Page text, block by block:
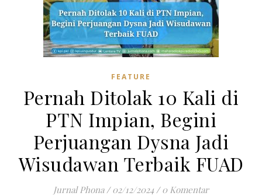
FEATURE
Pernah Ditolak 10 Kali di
PTN Impian, Begini
Perjuangan Dysna Jadi
Wisudawan Terbaik FUAD
Jurnal Phona / 02/12/2024 / 0 Komentar